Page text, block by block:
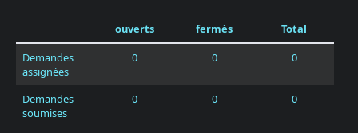
ouverts fermés
Total
Demandes
assignées
0 0 0
Demandes
soumises
0 0 0